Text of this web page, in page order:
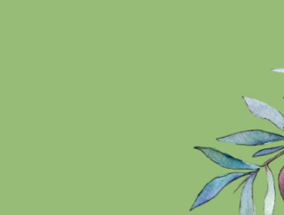
Çiftliğimizden Haberler
Çiftlik Gezileri
Sektörden Haberler